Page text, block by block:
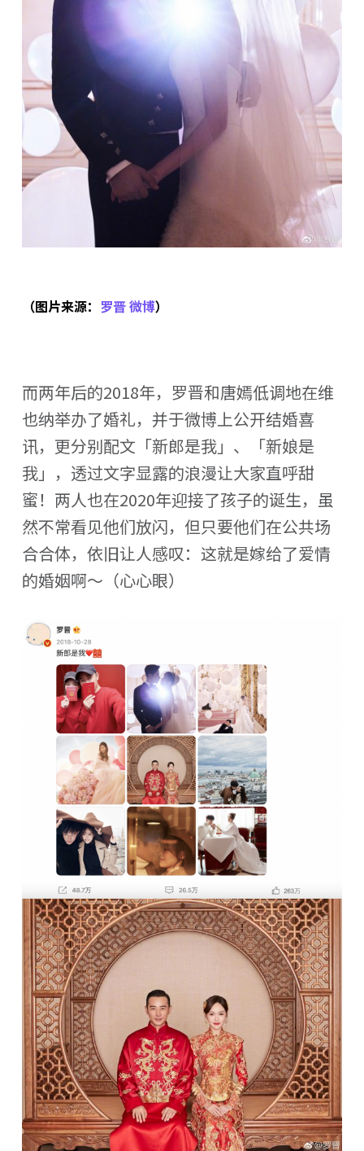
（图片来源： 罗晋 微博）
而两年后的2018年，罗晋和唐嫣低调地在维
也纳举办了婚礼，并于微博上公开结婚喜
讯，更分别配文「新郎是我」、「新娘是
我」，透过文字显露的浪漫让大家直呼甜
蜜！两人也在2020年迎接了孩子的诞生，虽
然不常看见他们放闪，但只要他们在公共场
合合体，依旧让人感叹：这就是嫁给了爱情
的婚姻啊～（心心眼）